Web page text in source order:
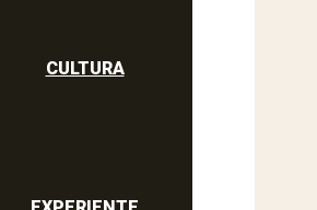
CULTURA